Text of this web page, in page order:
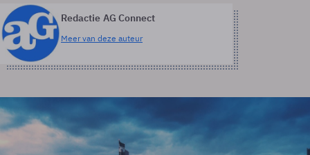
Redactie AG Connect
Meer van deze auteur